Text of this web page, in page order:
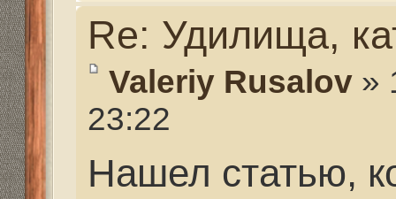
Результаты нового
показывают, что в
сокращается доля
людей увеличение
среди населения
приветствовать, в